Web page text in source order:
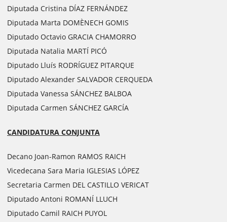
Diputada Cristina DÍAZ FERNÁNDEZ
Diputada Marta DOMÈNECH GOMIS
Diputado Octavio GRACIA CHAMORRO
Diputada Natalia MARTÍ PICÓ
Diputado Lluís RODRÍGUEZ PITARQUE
Diputado Alexander SALVADOR CERQUEDA
Diputada Vanessa SÁNCHEZ BALBOA
Diputada Carmen SÁNCHEZ GARCÍA
CANDIDATURA CONJUNTA
Decano Joan-Ramon RAMOS RAICH
Vicedecana Sara Maria IGLESIAS LÓPEZ
Secretaria Carmen DEL CASTILLO VERICAT
Diputado Antoni ROMANÍ LLUCH
Diputado Camil RAICH PUYOL